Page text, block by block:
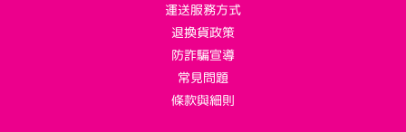
運送服務方式
退換貨政策
防詐騙宣導
常見問題
條款與細則